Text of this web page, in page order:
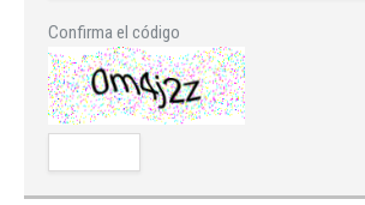
Confirma el código